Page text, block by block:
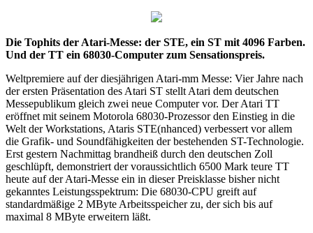
Die Tophits der Atari-Messe: der STE, ein ST mit 4096 Farben.
Und der TT ein 68030-Computer zum Sensationspreis.
Weltpremiere auf der diesjährigen Atari-mm Messe: Vier Jahre nach
der ersten Präsentation des Atari ST stellt Atari dem deutschen
Messepublikum gleich zwei neue Computer vor. Der Atari TT
eröffnet mit seinem Motorola 68030-Prozessor den Einstieg in die
Welt der Workstations, Ataris STE(nhanced) verbessert vor allem
die Grafik- und Soundfähigkeiten der bestehenden ST-Technologie.
Erst gestern Nachmittag brandheiß durch den deutschen Zoll
geschlüpft, demonstriert der voraussichtlich 6500 Mark teure TT
heute auf der Atari-Messe ein in dieser Preisklasse bisher nicht
gekanntes Leistungsspektrum: Die 68030-CPU greift auf
standardmäßige 2 MByte Arbeitsspeicher zu, der sich bis auf
maximal 8 MByte erweitern läßt.